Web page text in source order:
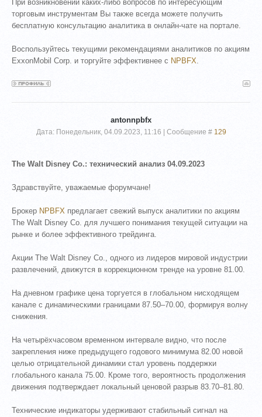
При возникновении каких-либо вопросов по интересующим
торговым инструментам Вы также всегда можете получить
бесплатную консультацию аналитика в онлайн-чате на портале.
Воспользуйтесь текущими рекомендациями аналитиков по акциям
ExxonMobil Corp. и торгуйте эффективнее с NPBFX
antonnpbfx
Дата: Понедельник, 04.09.2023, 11:16 | Сообщение # 129
The Walt Disney Co.: технический анализ 04.09.2023
Здравствуйте, уважаемые форумчане!
Брокер NPBFX предлагает свежий выпуск аналитики по акциям
The Walt Disney Co. для лучшего понимания текущей ситуации на
рынке и более эффективного трейдинга.
Акции The Walt Disney Co., одного из лидеров мировой индустрии
развлечений, движутся в коррекционном тренде на уровне 81.00.
На дневном графике цена торгуется в глобальном нисходящем
канале с динамическими границами 87.50–70.00, формируя волну
снижения.
На четырёхчасовом временном интервале видно, что после
закрепления ниже предыдущего годового минимума 82.00 новой
целью отрицательной динамики стал уровень поддержки
глобального канала 75.00. Кроме того, вероятность продолжения
движения подтверждает локальный ценовой разрыв 83.70–81.80.
Технические индикаторы удерживают стабильный сигнал на